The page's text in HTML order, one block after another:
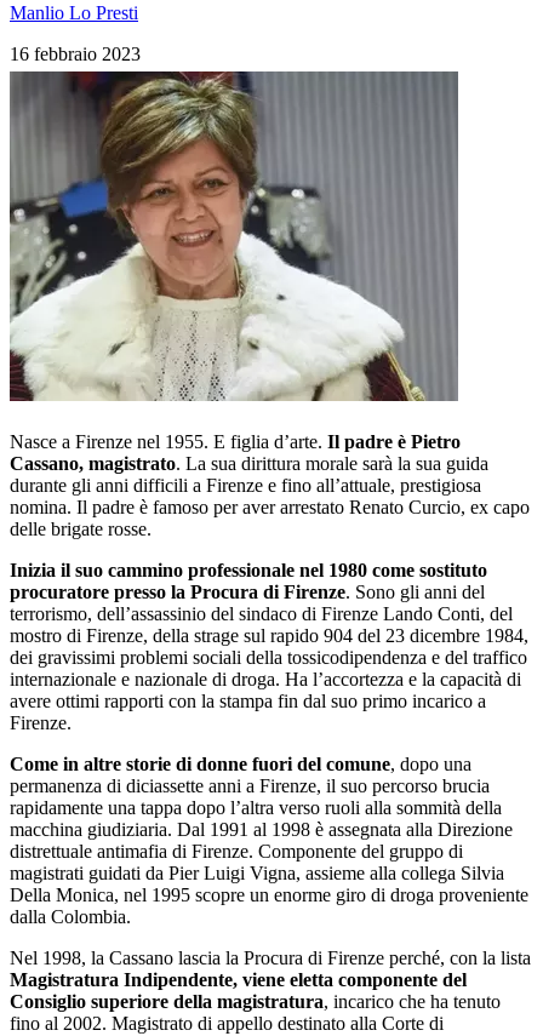
Manlio Lo Presti
16 febbraio 2023
Nasce a Firenze nel 1955. E figlia d’arte. Il padre è Pietro
Cassano, magistrato. La sua dirittura morale sarà la sua guida
durante gli anni difficili a Firenze e fino all’attuale, prestigiosa
nomina. Il padre è famoso per aver arrestato Renato Curcio, ex capo
delle brigate rosse.
Inizia il suo cammino professionale nel 1980 come sostituto
procuratore presso la Procura di Firenze. Sono gli anni del
terrorismo, dell’assassinio del sindaco di Firenze Lando Conti, del
mostro di Firenze, della strage sul rapido 904 del 23 dicembre 1984,
dei gravissimi problemi sociali della tossicodipendenza e del traffico
internazionale e nazionale di droga. Ha l’accortezza e la capacità di
avere ottimi rapporti con la stampa fin dal suo primo incarico a
Firenze.
Come in altre storie di donne fuori del comune, dopo una
permanenza di diciassette anni a Firenze, il suo percorso brucia
rapidamente una tappa dopo l’altra verso ruoli alla sommità della
macchina giudiziaria. Dal 1991 al 1998 è assegnata alla Direzione
distrettuale antimafia di Firenze. Componente del gruppo di
magistrati guidati da Pier Luigi Vigna, assieme alla collega Silvia
Della Monica, nel 1995 scopre un enorme giro di droga proveniente
dalla Colombia.
Nel 1998, la Cassano lascia la Procura di Firenze perché, con la lista
Magistratura Indipendente, viene eletta componente del
Consiglio superiore della magistratura, incarico che ha tenuto
fino al 2002. Magistrato di appello destinato alla Corte di